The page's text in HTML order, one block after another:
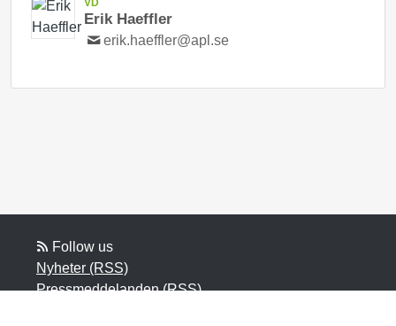
VD
Erik Haeffler
erik.haeffler@apl.se
Follow us
Nyheter (RSS)
Pressmeddelanden (RSS)